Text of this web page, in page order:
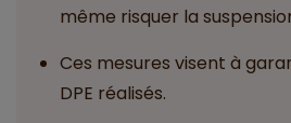
même risquer la
Ces mesures visent à
DPE réalisés.